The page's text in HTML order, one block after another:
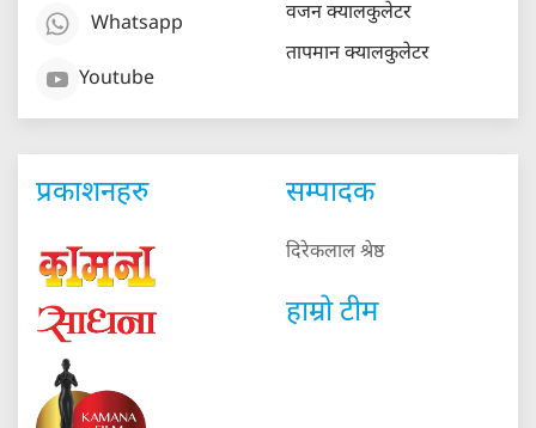
Whatsapp
Youtube
वजन क्यालकुलेटर
तापमान क्यालकुलेटर
प्रकाशनहरु सम्पादक
दिरेकलाल श्रेष्ठ
हाम्रो टीम